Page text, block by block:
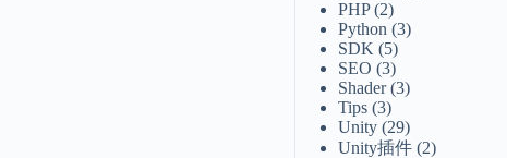
PHP(2)
Python (3)
SDK (5)
SEO (3)
Shader(3)
Tips (3)
Unity (29)
Unity插件 (2)